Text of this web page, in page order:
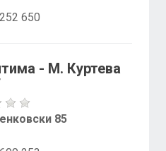
650
- М. Куртева
85